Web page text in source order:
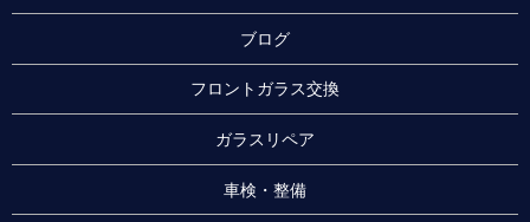
ブログ
フロントガラス交換
ガラスリペア
車検・整備